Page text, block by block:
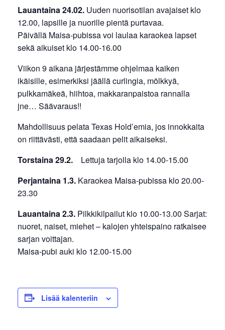
Lauantaina 24.02. Uuden nuorisotilan avajaiset klo
12.00, lapsille ja nuorille pientä purtavaa.
Päivällä Maisa-pubissa voi laulaa karaokea lapset
sekä aikuiset klo 14.00-16.00
Viikon 9 aikana järjestämme ohjelmaa kaiken
ikäisille, esimerkiksi jäällä curlingia, mölkkyä,
pulkkamäkeä, hiihtoa, makkaranpaistoa rannalla
jne… Säävaraus!!
Mahdollisuus pelata Texas Hold’emia, jos innokkaita
on riittävästi, että saadaan pelit aikaiseksi.
Torstaina 29.2. Lettuja tarjolla klo 14.00-15.00
Perjantaina 1.3. Karaokea Maisa-pubissa klo 20.00-
23.30
Lauantaina 2.3. Pilkkikilpailut klo 10.00-13.00 Sarjat:
nuoret, naiset, miehet – kalojen yhteispaino ratkaisee
sarjan voittajan.
Maisa-pubi auki klo 12.00-15.00
Lisää kalenteriin